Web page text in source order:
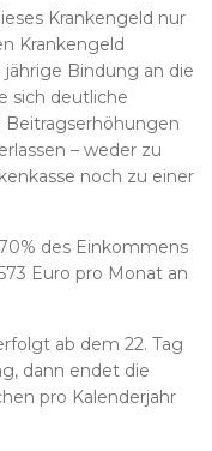
Krankengeld nur
Krankengeld
Bindung an die
sich deutliche
Beitragserhöhungen
– weder zu
noch zu einer
des Einkommens
Euro pro Monat an
ab dem 22. Tag
dann endet die
pro Kalenderjahr